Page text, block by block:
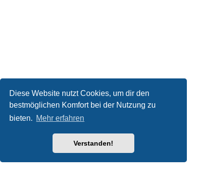
Diese Website nutzt Cookies, um dir den
bestmöglichen Komfort bei der Nutzung zu
bieten. Mehr erfahren
Verstanden!